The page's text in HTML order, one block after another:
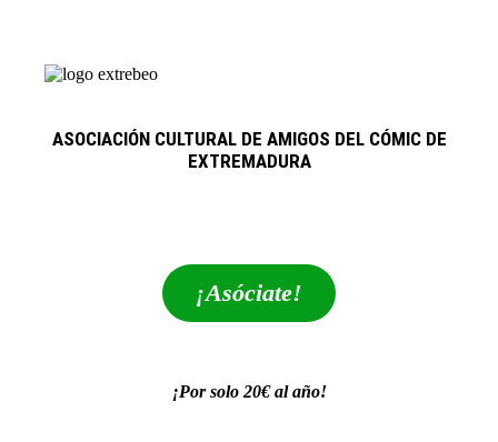
ASOCIACIÓN CULTURAL DE AMIGOS DEL CÓMIC DE
EXTREMADURA
¡Asóciate!
¡Por solo 20€ al año!